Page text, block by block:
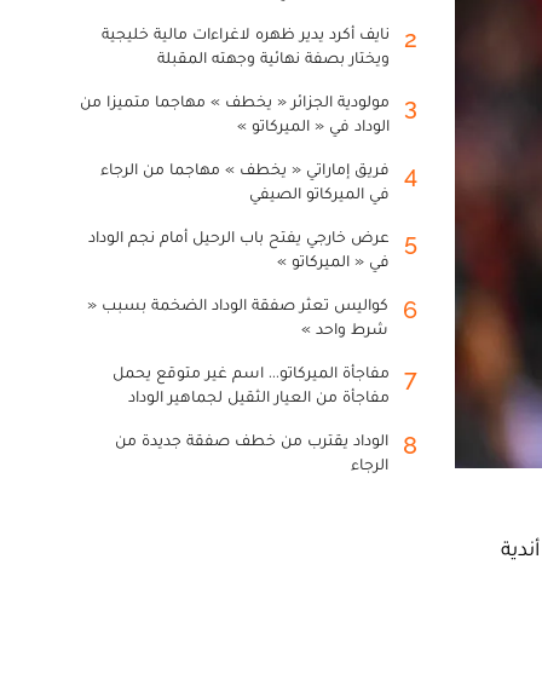
2
نايف أكرد يدير ظهره لاغراءات مالية خليجية
ويختار بصفة نهائية وجهته المقبلة
3
مولودية الجزائر « يخطف » مهاجما متميزا من
الوداد في « الميركاتو »
4
فريق إماراتي « يخطف » مهاجما من الرجاء
في الميركاتو الصيفي
5
عرض خارجي يفتح باب الرحيل أمام نجم الوداد
في « الميركاتو »
6
كواليس تعثر صفقة الوداد الضخمة بسبب «
شرط واحد »
7
مفاجأة الميركاتو... اسم غير متوقع يحمل
مفاجأة من العيار الثقيل لجماهير الوداد
8
الوداد يقترب من خطف صفقة جديدة من
الرجاء